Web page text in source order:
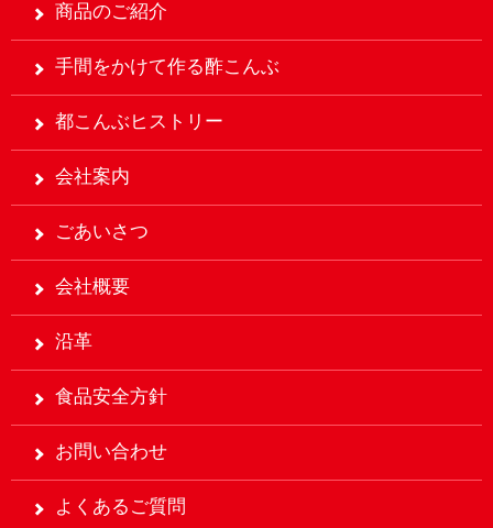
商品のご紹介
手間をかけて作る酢こんぶ
都こんぶヒストリー
会社案内
ごあいさつ
会社概要
沿革
食品安全方針
お問い合わせ
よくあるご質問